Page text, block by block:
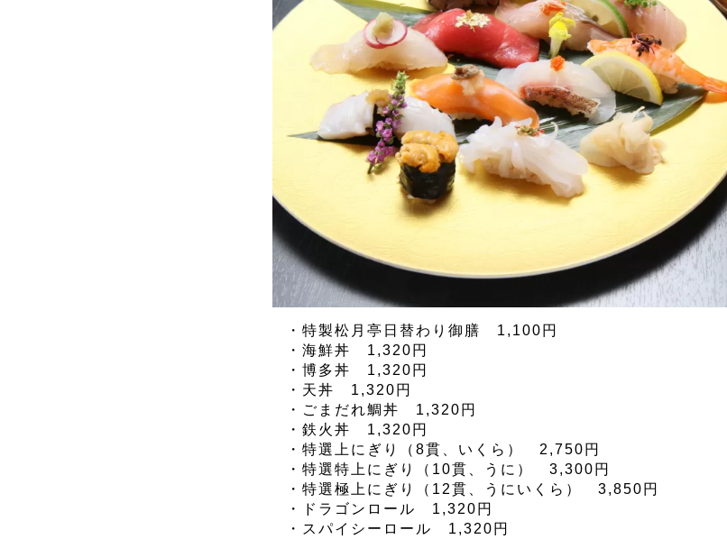
・特製松月亭日替わり御膳 1,100円
・海鮮丼 1,320円
・博多丼 1,320円
・天丼 1,320円
・ごまだれ鯛丼 1,320円
・鉄火丼 1,320円
・特選上にぎり（8貫、いくら） 2,750円
・特選特上にぎり（10貫、うに） 3,300円
・特選極上にぎり（12貫、うにいくら） 3,850円
・ドラゴンロール 1,320円
・スパイシーロール 1,320円